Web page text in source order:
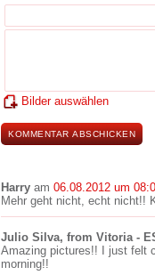
Bilder auswählen
Harry am 06.08.2012 um
Mehr geht nicht, echt nicht!!
Julio Silva, from Vitoria -
Amazing pictures!! I just felt
morning!!